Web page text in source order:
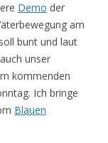
Demo der
am
bunt und laut
unser
kommenden
Ich bringe
Blauen